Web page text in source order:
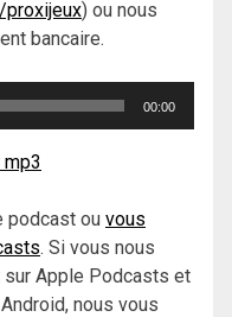
proxijeux) ou nous
bancaire.
00:00
podcast ou vous
. Si vous nous
Apple Podcasts et
nous vous